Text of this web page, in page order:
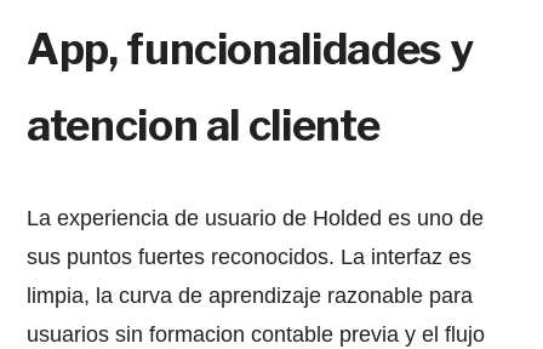
App, funcionalidades y
atencion al cliente
La experiencia de usuario de Holded es uno de
sus puntos fuertes reconocidos. La interfaz es
limpia, la curva de aprendizaje razonable para
usuarios sin formacion contable previa y el flujo